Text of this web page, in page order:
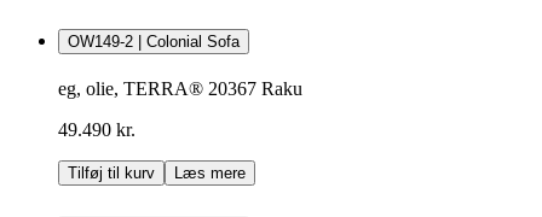
OW149-2 | Colonial Sofa
eg, olie, TERRA® 20367 Raku
49.490 kr.
Tilføj til kurv Læs mere